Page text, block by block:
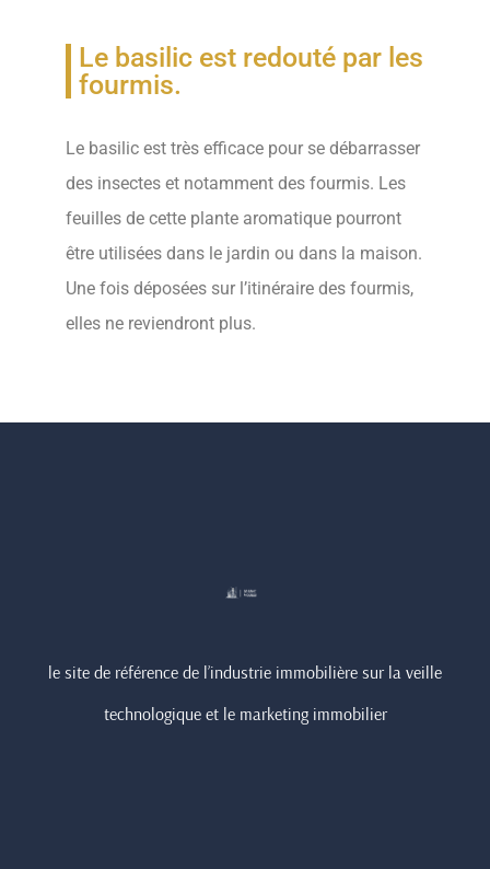
Le basilic est redouté par les
fourmis.
Le basilic est très efficace pour se débarrasser
des insectes et notamment des fourmis. Les
feuilles de cette plante aromatique pourront
être utilisées dans le jardin ou dans la maison.
Une fois déposées sur l’itinéraire des fourmis,
elles ne reviendront plus.
le site de référence de l’industrie immobilière sur la veille
technologique et le marketing immobilier